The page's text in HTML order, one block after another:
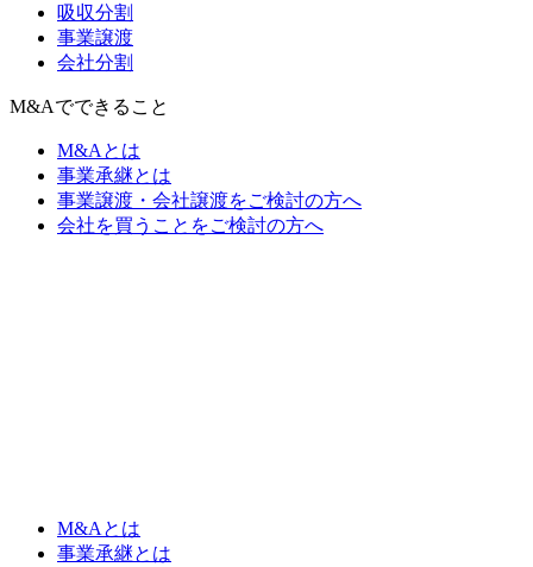
吸収分割
事業譲渡
会社分割
M&Aでできること
M&Aとは
事業承継とは
事業譲渡・会社譲渡をご検討の方へ
会社を買うことをご検討の方へ
M&Aとは
事業承継とは